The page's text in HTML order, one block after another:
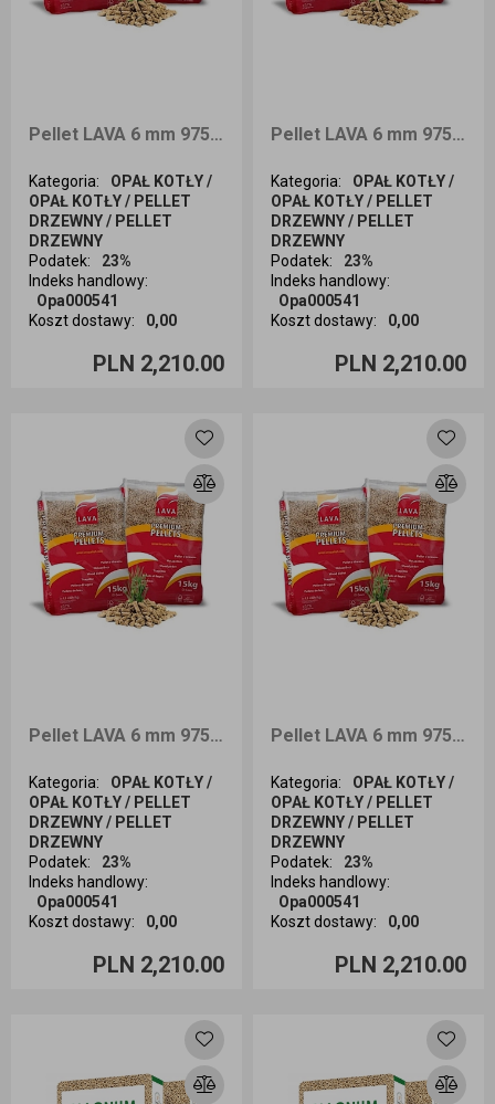
Pellet LAVA 6 mm 975kg dostawa Wrocław i okolice
Kategoria:
OPAŁ KOTŁY /
OPAŁ KOTŁY / PELLET
DRZEWNY / PELLET
DRZEWNY
Podatek:
23%
Indeks handlowy:
Opa000541
Koszt dostawy: 0,00
PLN 2,210.00
Ilość sztuk
Pellet LAVA 6 mm 975kg dostawa Kraków i okolice
Kategoria:
OPAŁ KOTŁY /
OPAŁ KOTŁY / PELLET
DRZEWNY / PELLET
DRZEWNY
Podatek:
23%
Indeks handlowy:
Opa000541
Koszt dostawy: 0,00
PLN 2,210.00
Ilość sztuk
Pellet LAVA 6 mm 975kg Śląsk i okolice
Kategoria:
OPAŁ KOTŁY /
OPAŁ KOTŁY / PELLET
DRZEWNY / PELLET
DRZEWNY
Podatek:
23%
Indeks handlowy:
Opa000541
Koszt dostawy: 0,00
PLN 2,210.00
Ilość sztuk
Pellet LAVA 6 mm 975kg dostawa Opole i okolice
Kategoria:
OPAŁ KOTŁY /
OPAŁ KOTŁY / PELLET
DRZEWNY / PELLET
DRZEWNY
Podatek:
23%
Indeks handlowy:
Opa000541
Koszt dostawy: 0,00
PLN 2,210.00
Ilość sztuk